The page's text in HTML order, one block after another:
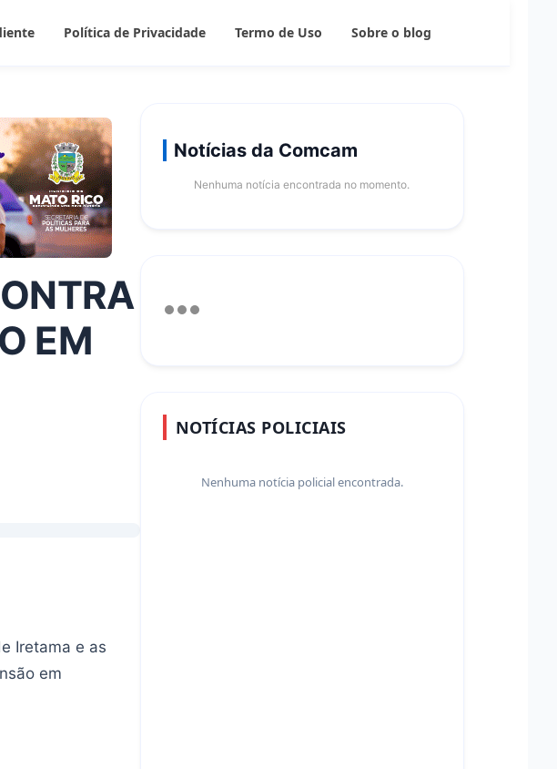
Política de Privacidade Termo de Uso Sobre o blog
EM
Iretama e as
em
Notícias da Comcam
Nenhuma notícia encontrada no momento.
NOTÍCIAS POLICIAIS
Nenhuma notícia policial encontrada.